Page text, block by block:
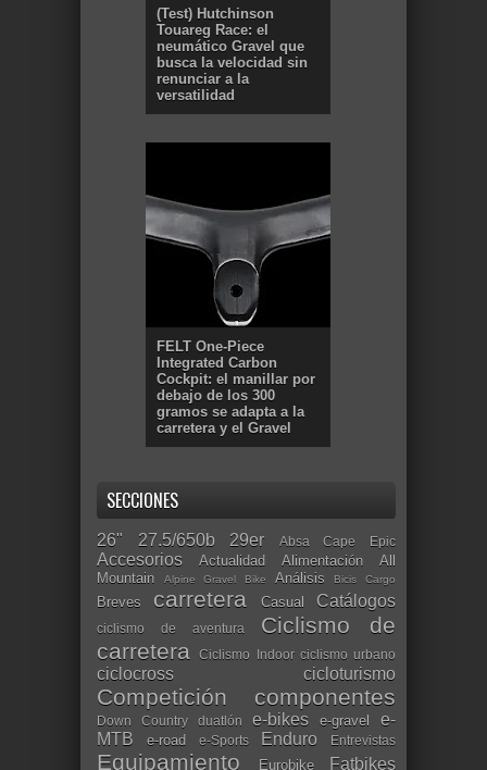
(Test) Hutchinson
Touareg Race: el
neumático Gravel que
busca la velocidad sin
renunciar a la
versatilidad
FELT One-Piece
Integrated Carbon
Cockpit: el manillar por
debajo de los 300
gramos se adapta a la
carretera y el Gravel
SECCIONES
26" 27.5/650b 29er Absa Cape Epic
Accesorios Actualidad Alimentación
All
Mountain
Alpine Gravel Bike Análisis Bicis Cargo
Breves carretera Casual Catálogos
ciclismo de aventura
Ciclismo de
carretera
Ciclismo Indoor ciclismo urbano
ciclocross cicloturismo
Competición componentes
Down Country duatlón e-bikes e-gravel
e-
MTB
e-road e-Sports Enduro Entrevistas
Equipamiento Eurobike Fatbikes